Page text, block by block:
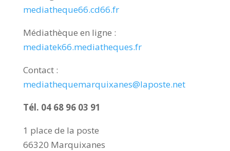
mediatheque66.cd66.fr
Médiathèque en ligne :
mediatek66.mediatheques.fr
Contact :
mediathequemarquixanes@laposte.net
Tél. 04 68 96 03 91
1 place de la poste
66320 Marquixanes